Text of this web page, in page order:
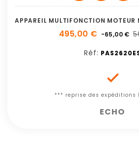
APPAREIL MULTIFONCTION MOTEUR
495,00 € -65,00 €
Réf:

*** reprise des expéditions
ECHO